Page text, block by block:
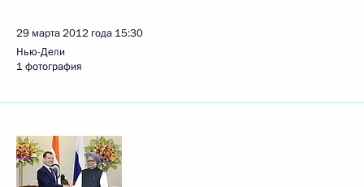
29 марта 2012 года 15:30
Нью-Дели
1 фотография